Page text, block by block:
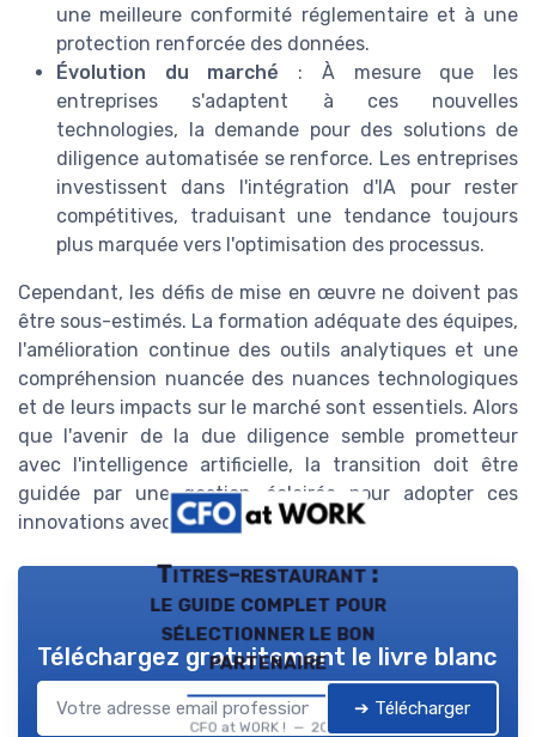
une meilleure conformité réglementaire et à une
protection renforcée des données.
Évolution du marché : À mesure que les
entreprises s'adaptent à ces nouvelles
technologies, la demande pour des solutions de
diligence automatisée se renforce. Les entreprises
investissent dans l'intégration d'IA pour rester
compétitives, traduisant une tendance toujours
plus marquée vers l'optimisation des processus.
Cependant, les défis de mise en œuvre ne doivent pas
être sous-estimés. La formation adéquate des équipes,
l'amélioration continue des outils analytiques et une
compréhension nuancée des nuances technologiques
et de leurs impacts sur le marché sont essentiels. Alors
que l'avenir de la due diligence semble prometteur
avec l'intelligence artificielle, la transition doit être
guidée par une gestion éclairée pour adopter ces
innovations avec succès.
Titres-restaurant :
le guide complet pour
sélectionner le bon
partenaire
CFO at WORK ! — 2026
Téléchargez gratuitement le livre blanc
➔ Télécharger